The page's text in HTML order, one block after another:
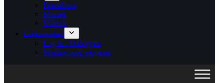
Fotoalbum
Muziek
Video’s
Ledenportaal
Log In / Uitloggen
Wachtwoord vergeten